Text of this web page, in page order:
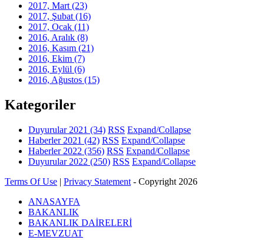
2017, Mart (23)
2017, Şubat (16)
2017, Ocak (11)
2016, Aralık (8)
2016, Kasım (21)
2016, Ekim (7)
2016, Eylül (6)
2016, Ağustos (15)
Kategoriler
Duyurular 2021 (34) RSS Expand/Collapse
Haberler 2021 (42) RSS Expand/Collapse
Haberler 2022 (356) RSS Expand/Collapse
Duyurular 2022 (250) RSS Expand/Collapse
Terms Of Use | Privacy Statement - Copyright 2026
ANASAYFA
BAKANLIK
BAKANLIK DAİRELERİ
E-MEVZUAT